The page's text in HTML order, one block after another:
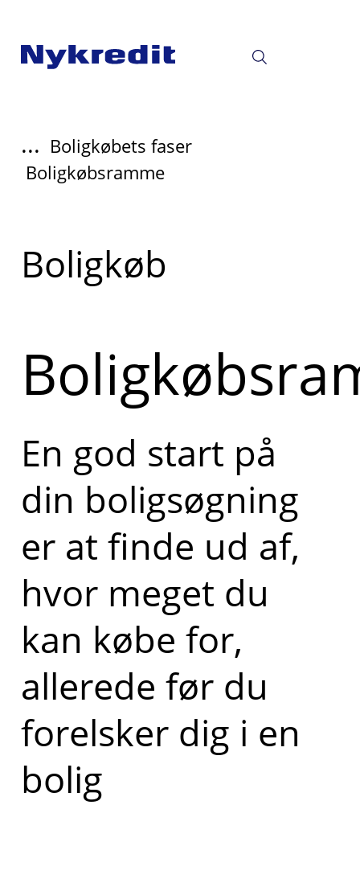
... Boligkøbets faser
Boligkøbsramme
Læs
mere
Boligkøb
En god start på
din boligsøgning
er at finde ud af,
hvor meget du
kan købe for,
allerede før du
forelsker dig i en
bolig